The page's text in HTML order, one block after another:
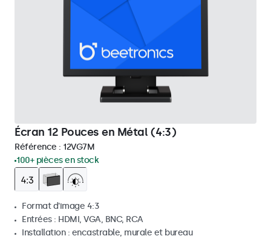
Écran 12 Pouces en Métal (4:3)
Référence : 12VG7M
100+ pièces en stock
Format d'image 4:3
Entrées : HDMI, VGA, BNC, RCA
Installation : encastrable, murale et bureau